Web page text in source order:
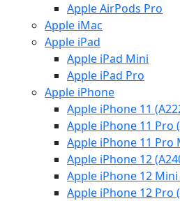
Apple AirPods Pro
Apple iMac
Apple iPad
Apple iPad Mini
Apple iPad Pro
Apple iPhone
Apple iPhone 11
Apple iPhone 11 Pro
Apple iPhone 11 Pro
Apple iPhone 12
Apple iPhone 12 Mini
Apple iPhone 12 Pro